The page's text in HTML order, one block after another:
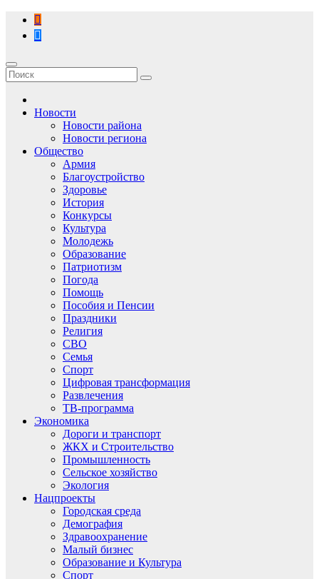
Перейти
содержимому
Новости
Новости района
Новости региона
Общество
Армия
Благоустройство
Здоровье
История
Конкурсы
Культура
Молодежь
Образование
Патриотизм
Погода
Помощь
Пособия и Пенсии
Праздники
Религия
СВО
Семья
Спорт
Цифровая трансформация
Развлечения
ТВ-программа
Экономика
Дороги и транспорт
ЖКХ и Строительство
Промышленность
Сельское хозяйство
Экология
Нацпроекты
Городская среда
Демография
Здравоохранение
Малый бизнес
Образование и Культура
Спорт